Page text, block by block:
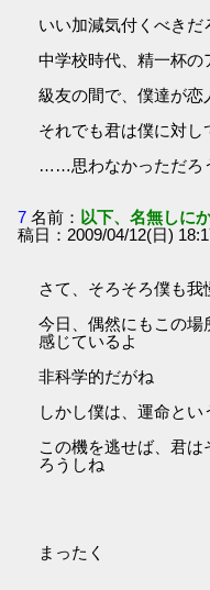
いい加減気付くべきだ
中学校時代、精一杯の
級友の間で、僕達が恋
それでも君は僕に対し
……思わなかっただろ
7 名前： 以下、名無しに
稿日：2009/04/12(日)
さて、そろそろ僕も
今日、偶然にもこの場
感じているよ
非科学的だがね
しかし僕は、運命と
この機を逃せば、君
ろうしね
まったく